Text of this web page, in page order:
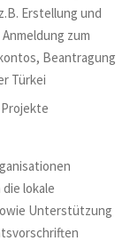
Erstellung und
zum
Beantragung
Türkei
lokale
Unterstützung